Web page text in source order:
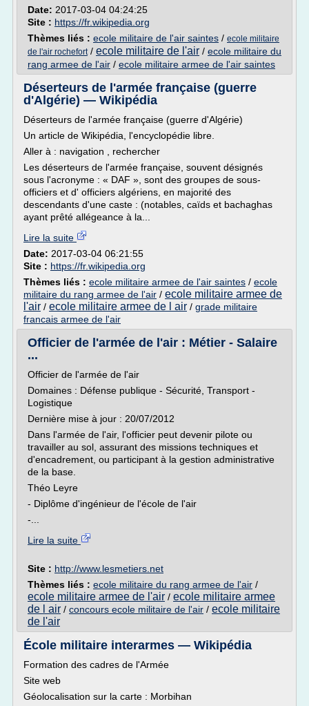
Date: 2017-03-04 04:24:25
Site : https://fr.wikipedia.org
Thèmes liés : ecole militaire de l'air saintes / ecole militaire
de l'air rochefort/ ecole militaire de l'air / ecole militaire du
rang armee de l'air / ecole militaire armee de l'air saintes
Déserteurs de l'armée française (guerre
d'Algérie) — Wikipédia
Déserteurs de l'armée française (guerre d'Algérie)
Un article de Wikipédia, l'encyclopédie libre.
Aller à : navigation , rechercher
Les déserteurs de l'armée française, souvent désignés
sous l'acronyme : « DAF », sont des groupes de sous-
officiers et d' officiers algériens, en majorité des
descendants d'une caste : (notables, caïds et bachaghas
ayant prêté allégeance à la...
Lire la suite
Date: 2017-03-04 06:21:55
Site : https://fr.wikipedia.org
Thèmes liés : ecole militaire armee de l'air saintes / ecole
militaire du rang armee de l'air / ecole militaire armee de
l'air / ecole militaire armee de l air / grade militaire
francais armee de l'air
Officier de l'armée de l'air : Métier - Salaire
...
Officier de l'armée de l'air
Domaines : Défense publique - Sécurité, Transport -
Logistique
Dernière mise à jour : 20/07/2012
Dans l'armée de l'air, l'officier peut devenir pilote ou
travailler au sol, assurant des missions techniques et
d'encadrement, ou participant à la gestion administrative
de la base.
Théo Leyre
- Diplôme d'ingénieur de l'école de l'air
-...
Lire la suite
Site : http://www.lesmetiers.net
Thèmes liés : ecole militaire du rang armee de l'air /
ecole militaire armee de l'air / ecole militaire armee
de l air / concours ecole militaire de l'air / ecole militaire
de l'air
École militaire interarmes — Wikipédia
Formation des cadres de l'Armée
Site web
Géolocalisation sur la carte : Morbihan